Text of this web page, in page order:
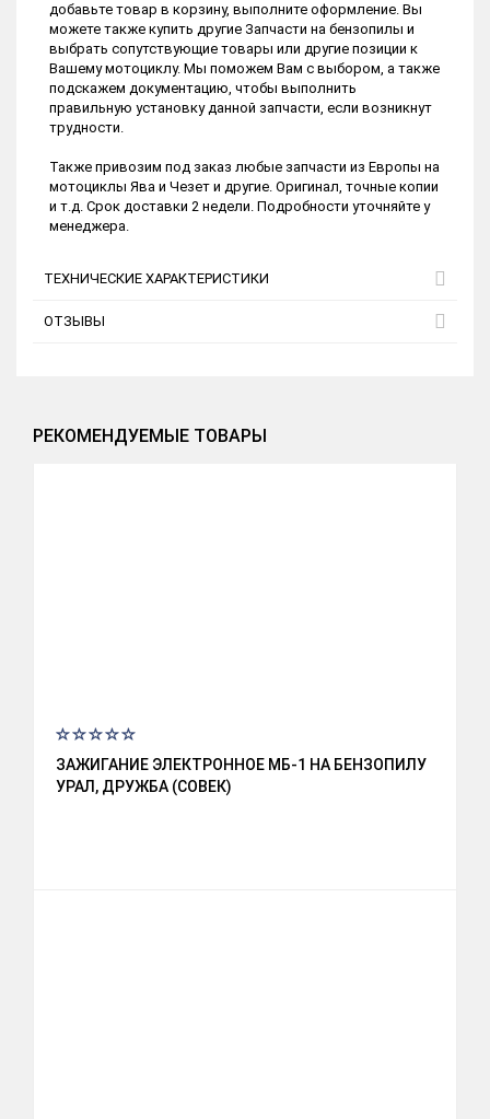
добавьте товар в корзину, выполните оформление. Вы
можете также купить другие Запчасти на бензопилы и
выбрать сопутствующие товары или другие позиции к
Вашему мотоциклу. Мы поможем Вам с выбором, а также
подскажем документацию, чтобы выполнить
правильную установку данной запчасти, если возникнут
трудности.
Также привозим под заказ любые запчасти из Европы на
мотоциклы Ява и Чезет и другие. Оригинал, точные копии
и т.д. Срок доставки 2 недели. Подробности уточняйте у
менеджера.
ТЕХНИЧЕСКИЕ ХАРАКТЕРИСТИКИ
ОТЗЫВЫ
РЕКОМЕНДУЕМЫЕ ТОВАРЫ
ЗАЖИГАНИЕ ЭЛЕКТРОННОЕ МБ-1 НА БЕНЗОПИЛУ
УРАЛ, ДРУЖБА (СОВЕК)